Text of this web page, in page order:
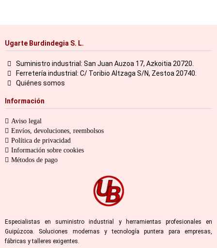
Ugarte Burdindegia S. L.
Suministro industrial: San Juan Auzoa 17, Azkoitia 20720.
Ferretería industrial: C/ Toribio Altzaga S/N, Zestoa 20740.
Quiénes somos
Información
Aviso legal
Envíos, devoluciones, reembolsos
Política de privacidad
Información sobre cookies
Métodos de pago
Especialistas en suministro industrial y herramientas profesionales en
Guipúzcoa. Soluciones modernas y tecnología puntera para empresas,
fábricas y talleres exigentes.